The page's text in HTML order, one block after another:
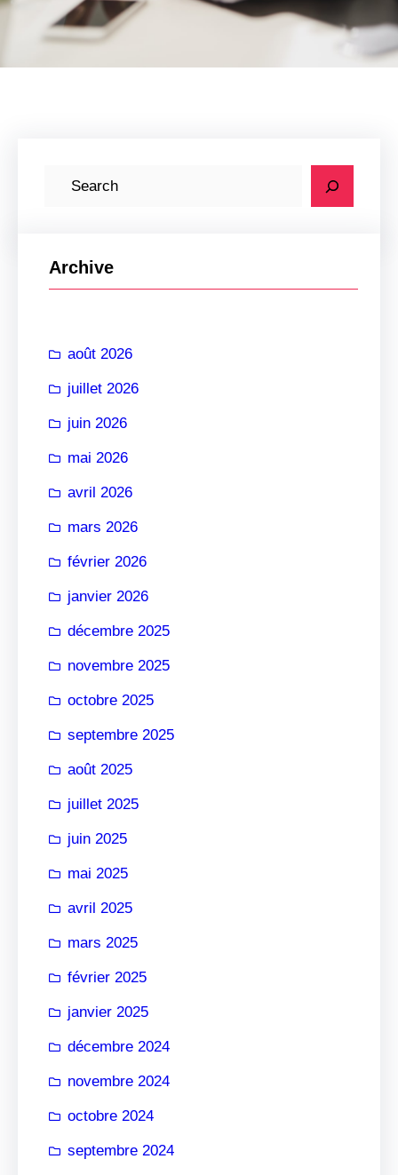
h
e
Archive
août 2026
juillet 2026
juin 2026
mai 2026
avril 2026
mars 2026
février 2026
janvier 2026
décembre 2025
novembre 2025
octobre 2025
septembre 2025
août 2025
juillet 2025
juin 2025
mai 2025
avril 2025
mars 2025
février 2025
janvier 2025
décembre 2024
novembre 2024
octobre 2024
septembre 2024